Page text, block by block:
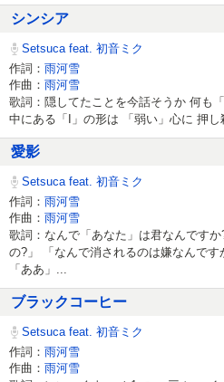
シンシア
Setsuca feat. 初音ミク
作詞： 雨河雪
作曲： 雨河雪
歌詞：隠してたことを今話そうか 何も
中にある「I」の形は 「弱い」心に 押し
愛影
Setsuca feat. 初音ミク
作詞： 雨河雪
作曲： 雨河雪
歌詞：なんで「あなた」は君なんです
の?」 「なんで消されるのは嫌なんで
「ああ」...
ブラックコーヒー
Setsuca feat. 初音ミク
作詞： 雨河雪
作曲： 雨河雪